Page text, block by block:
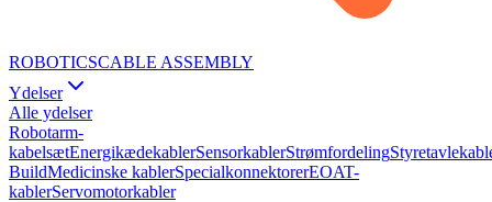
ROBOTICSCABLE ASSEMBLY
Ydelser
Alle ydelser
Robotarm-
kabelsætEnergikædekablerSensorkablerStrømfordeling
BuildMedicinske kablerSpecialkonnektorerEOAT-
kablerServomotorkabler